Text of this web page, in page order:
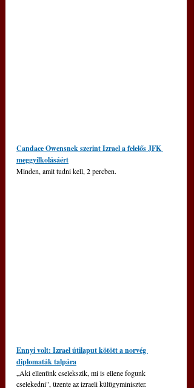
Candace Owensnek szerint Izrael a felelős JFK
meggyilkolásáért
Minden, amit tudni kell, 2 percben.
Ennyi volt: Izrael útilaput kötött a norvég
diplomaták talpára
„Aki ellenünk cselekszik, mi is ellene fogunk
cselekedni", üzente az izraeli külügyminiszter.